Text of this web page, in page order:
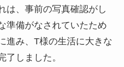
は、事前の写真確認がし
準備がなされていたため
進み、T様の生活に大きな
了しました。